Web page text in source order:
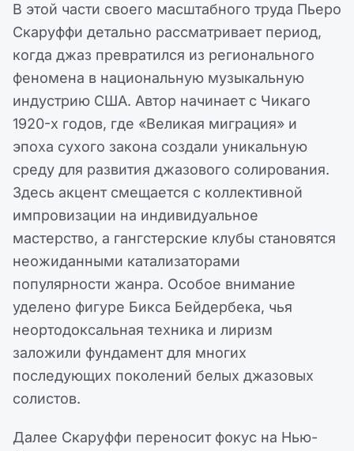
В этой части своего масштабного труда Пьеро
Скаруффи детально рассматривает период,
когда джаз превратился из регионального
феномена в национальную музыкальную
индустрию США. Автор начинает с Чикаго
1920-х годов, где «Великая миграция» и
эпоха сухого закона создали уникальную
среду для развития джазового солирования.
Здесь акцент смещается с коллективной
импровизации на индивидуальное
мастерство, а гангстерские клубы становятся
неожиданными катализаторами
популярности жанра. Особое внимание
уделено фигуре Бикса Бейдербека, чья
неортодоксальная техника и лиризм
заложили фундамент для многих
последующих поколений белых джазовых
солистов.
Далее Скаруффи переносит фокус на Нью-